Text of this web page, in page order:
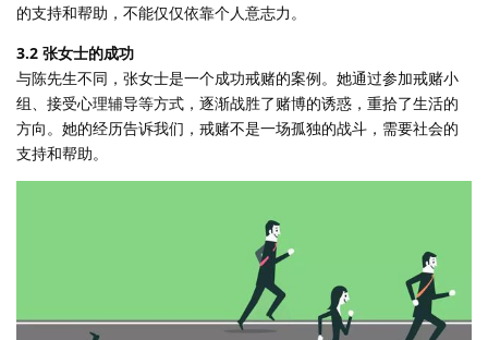
的支持和帮助，不能仅仅依靠个人意志力。
3.2 张女士的成功
与陈先生不同，张女士是一个成功戒赌的案例。她通过参加戒赌小
组、接受心理辅导等方式，逐渐战胜了赌博的诱惑，重拾了生活的
方向。她的经历告诉我们，戒赌不是一场孤独的战斗，需要社会的
支持和帮助。